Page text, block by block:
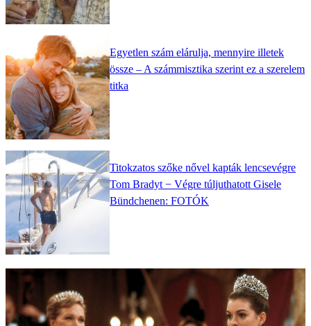
Egyetlen szám elárulja, mennyire illetek
össze – A számmisztika szerint ez a szerelem
titka
Titokzatos szőke nővel kapták lencsevégre
Tom Bradyt − Végre túljuthatott Gisele
Bündchenen: FOTÓK